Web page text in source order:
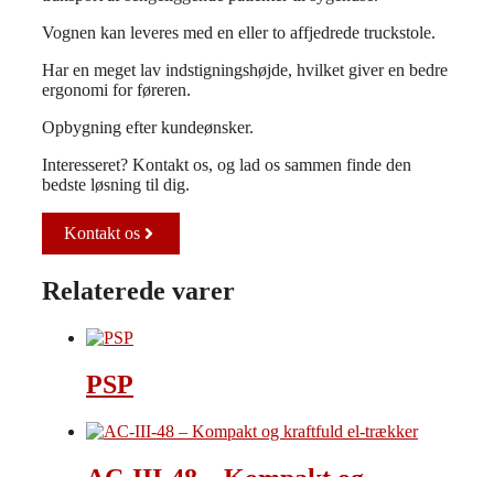
Vognen kan leveres med en eller to affjedrede truckstole.
Har en meget lav indstigningshøjde, hvilket giver en bedre
ergonomi for føreren.
Opbygning efter kundeønsker.
Interesseret? Kontakt os, og lad os sammen finde den
bedste løsning til dig.
Kontakt os
Relaterede varer
PSP